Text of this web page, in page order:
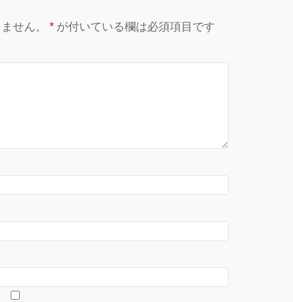
せん。 * が付いている欄は必須項目です